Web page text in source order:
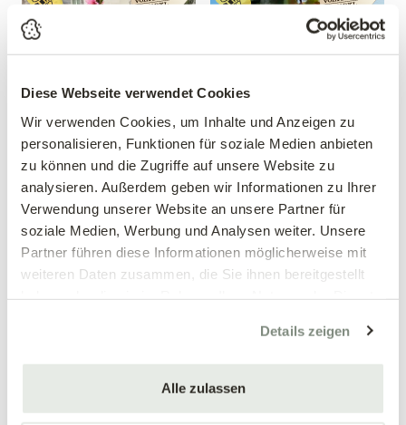
Diese Webseite verwendet Cookies
Wir verwenden Cookies, um Inhalte und Anzeigen zu
personalisieren, Funktionen für soziale Medien anbieten
zu können und die Zugriffe auf unsere Website zu
analysieren. Außerdem geben wir Informationen zu Ihrer
Verwendung unserer Website an unsere Partner für
soziale Medien, Werbung und Analysen weiter. Unsere
Partner führen diese Informationen möglicherweise mit
weiteren Daten zusammen, die Sie ihnen bereitgestellt
Details zeigen
Alle zulassen
Zwergpfirsich 'Crimson'®
Prunus persica 'Crimson'®
39,90 €
mehrere Varianten verfügbar!
Apfel 'Red Topaz'®
Malus domestica 'Red Topaz'®
39,90 €
mehrere Varianten verfügbar!